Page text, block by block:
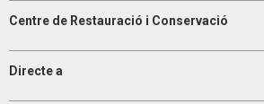
Centre de Restauració i Conservació
Directe a